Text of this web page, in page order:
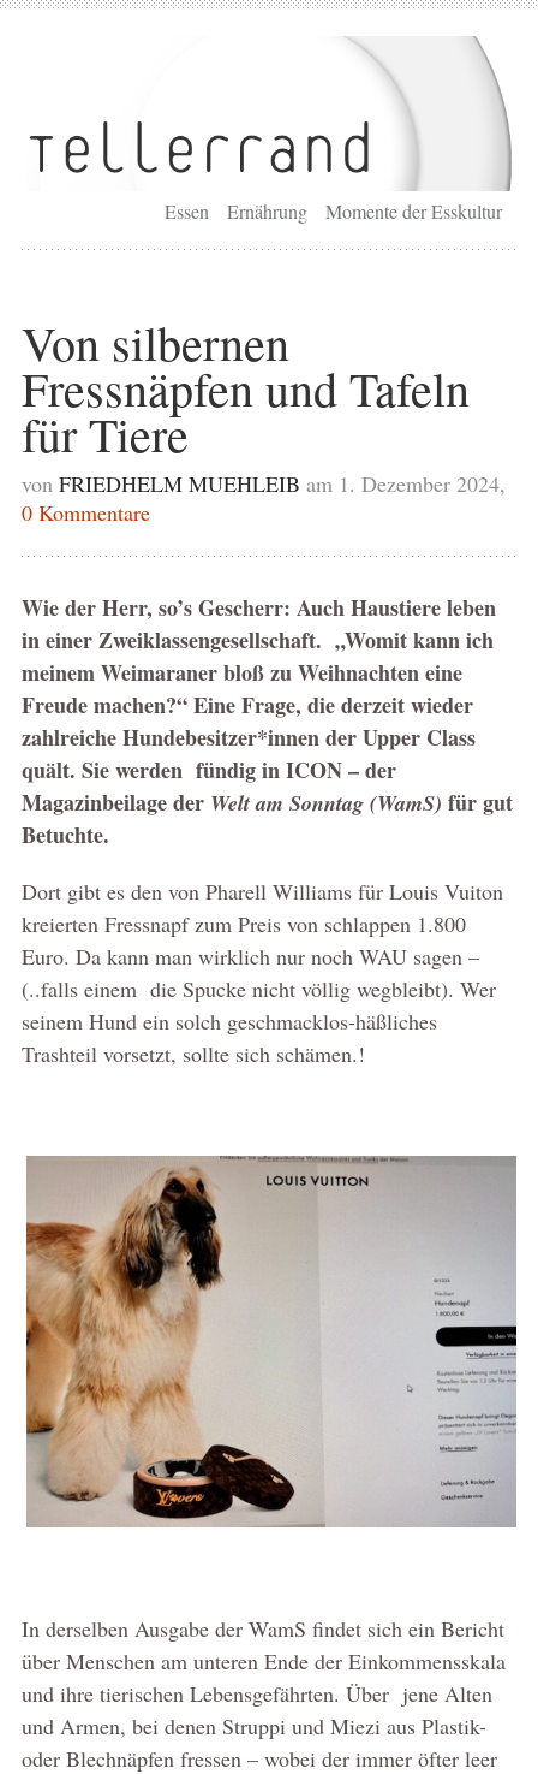
Essen Ernährung Momente der Esskultur
Von silbernen
Fressnäpfen und Tafeln
für Tiere
von FRIEDHELM MUEHLEIB am 1. Dezember 2024,
0 Kommentare
Wie der Herr, so’s Gescherr: Auch Haustiere leben
in einer Zweiklassengesellschaft. „Womit kann ich
meinem Weimaraner bloß zu Weihnachten eine
Freude machen?“ Eine Frage, die derzeit wieder
zahlreiche Hundebesitzer*innen der Upper Class
quält. Sie werden fündig in ICON – der
Magazinbeilage der Welt am Sonntag (WamS) für gut
Betuchte.
Dort gibt es den von Pharell Williams für Louis Vuiton
kreierten Fressnapf zum Preis von schlappen 1.800
Euro. Da kann man wirklich nur noch WAU sagen –
(..falls einem die Spucke nicht völlig wegbleibt). Wer
seinem Hund ein solch geschmacklos-häßliches
Trashteil vorsetzt, sollte sich schämen.!
In derselben Ausgabe der WamS findet sich ein Bericht
über Menschen am unteren Ende der Einkommensskala
und ihre tierischen Lebensgefährten. Über jene Alten
und Armen, bei denen Struppi und Miezi aus Plastik-
oder Blechnäpfen fressen – wobei der immer öfter leer